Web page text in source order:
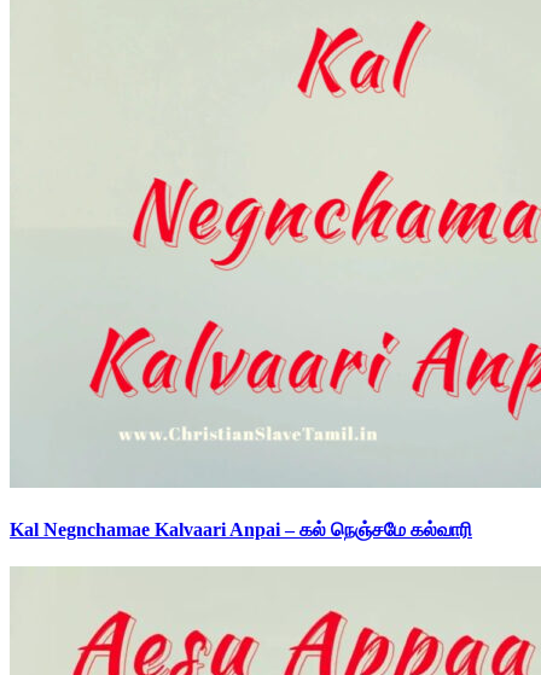
Kal Negnchamae Kalvaari Anpai – கல் நெஞ்சமே கல்வாரி